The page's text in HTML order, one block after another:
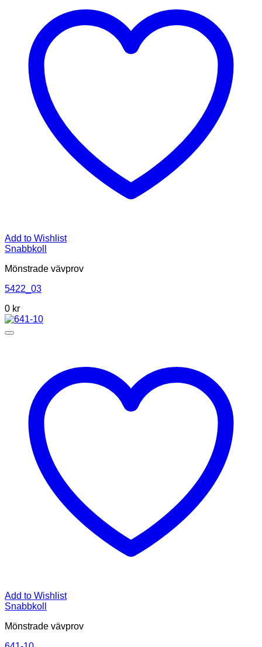
Add to Wishlist
Snabbkoll
Mönstrade vävprov
5422_03
0 kr
Add to Wishlist
Snabbkoll
Mönstrade vävprov